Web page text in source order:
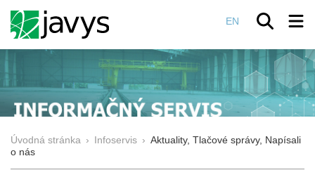
EN
Úvodná stránka › Infoservis › Aktuality, Tlačové správy, Napísali
o nás